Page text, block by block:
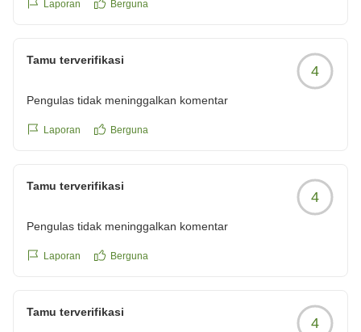
Laporan Berguna
Tamu terverifikasi
4
Pengulas tidak meninggalkan komentar
Laporan Berguna
Tamu terverifikasi
4
Pengulas tidak meninggalkan komentar
Laporan Berguna
Tamu terverifikasi
4